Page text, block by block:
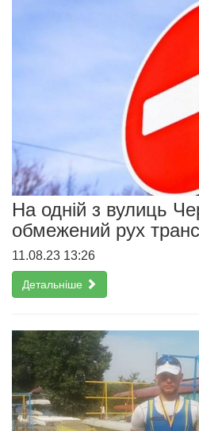
На одній з вулиць
обмежений рух
11.08.23 13:26
Детальніше